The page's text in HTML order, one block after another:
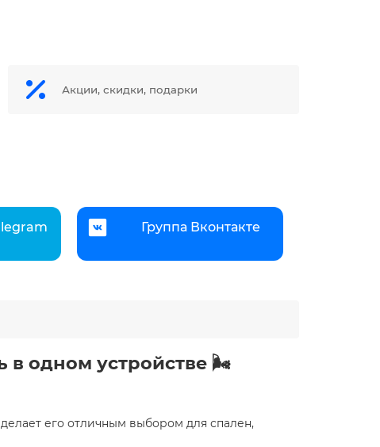
Акции, скидки, подарки
Группа Вконтакте
в одном устройстве 🌬️
его отличным выбором для спален,